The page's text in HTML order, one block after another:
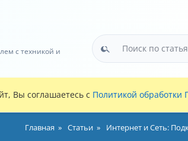
с техникой и
Вы соглашаетесь с Политикой
Главная Статьи Интернет и Сеть: